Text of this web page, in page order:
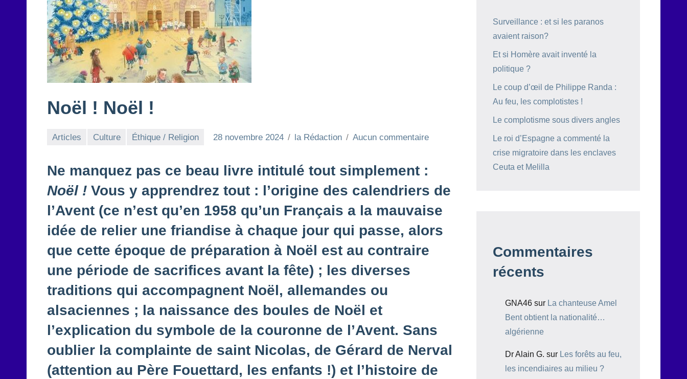
Noël ! Noël !
Articles Culture Éthique / Religion 28 novembre 2024 la Rédaction Aucun commentaire
Ne manquez pas ce beau livre intitulé tout simplement :
Noël ! Vous y apprendrez tout : l’origine des calendriers de
l’Avent (ce n’est qu’en 1958 qu’un Français a la mauvaise
idée de relier une friandise à chaque jour qui passe, alors
que cette époque de préparation à Noël est au contraire
une période de sacrifices avant la fête) ; les diverses
traditions qui accompagnent Noël, allemandes ou
alsaciennes ; la naissance des boules de Noël et
l’explication du symbole de la couronne de l’Avent. Sans
oublier la complainte de saint Nicolas, de Gérard de Nerval
(attention au Père Fouettard, les enfants !) et l’histoire de
Surveillance : et si les paranos
avaient raison?
Et si Homère avait inventé la
politique ?
Le coup d’œil de Philippe Randa :
Au feu, les complotistes !
Le complotisme sous divers angles
Le roi d’Espagne a commenté la
crise migratoire dans les enclaves
Ceuta et Melilla
Commentaires
récents
GNA46 sur La chanteuse Amel
Bent obtient la nationalité…
algérienne
Dr Alain G. sur Les forêts au feu,
les incendiaires au milieu ?